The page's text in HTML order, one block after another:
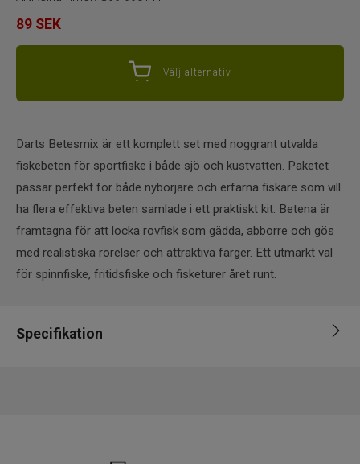
89 SEK
Välj alternativ
Darts Betesmix är ett komplett set med noggrant utvalda
fiskebeten för sportfiske i både sjö och kustvatten. Paketet
passar perfekt för både nybörjare och erfarna fiskare som vill
ha flera effektiva beten samlade i ett praktiskt kit. Betena är
framtagna för att locka rovfisk som gädda, abborre och gös
med realistiska rörelser och attraktiva färger. Ett utmärkt val
för spinnfiske, fritidsfiske och fisketurer året runt.
Specifikation